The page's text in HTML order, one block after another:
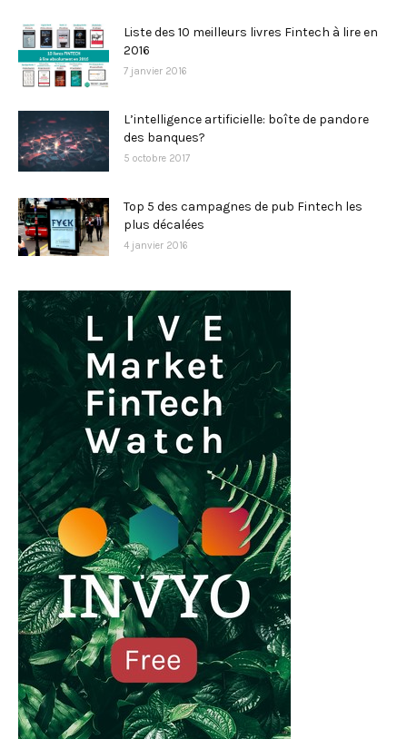
Liste des 10 meilleurs livres Fintech à lire en
2016
7 janvier 2016
L’intelligence artificielle: boîte de pandore
des banques?
5 octobre 2017
Top 5 des campagnes de pub Fintech les
plus décalées
4 janvier 2016